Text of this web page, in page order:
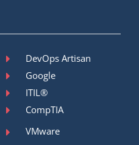
DevOps Artisan
Google
ITIL®
CompTIA
VMware